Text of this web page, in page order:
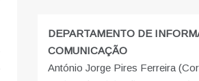
DEPARTAMENTO DE
COMUNICAÇÃO
António Jorge Pires Ferreira